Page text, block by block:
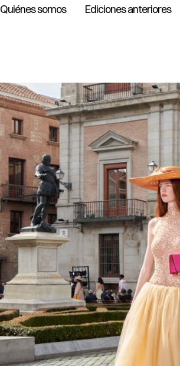
Quiénes somos Ediciones anteriores